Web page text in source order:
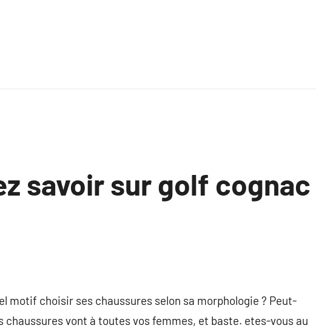
savoir sur golf cognac
motif choisir ses chaussures selon sa morphologie ? Peut-
vont à toutes vos femmes, et baste. etes-vous au